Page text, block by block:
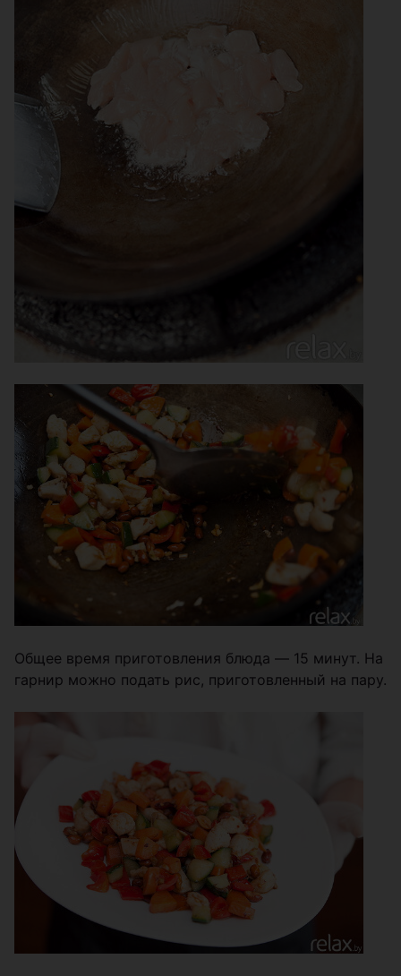
Общее время приготовления блюда ― 15 минут. На
гарнир можно подать рис, приготовленный на пару.